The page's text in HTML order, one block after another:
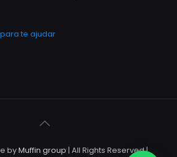
te ajudar
byMuffin group | All Rights Reserved |